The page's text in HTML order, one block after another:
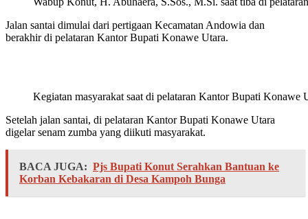
Jalan santai dimulai dari pertigaan Kecamatan Andowia dan
berakhir di pelataran Kantor Bupati Konawe Utara.
Kegiatan masyarakat saat di pelataran Kantor Bupati Konawe
Setelah jalan santai, di pelataran Kantor Bupati Konawe Utara
digelar senam zumba yang diikuti masyarakat.
BACA JUGA: Pjs Bupati Konut Serahkan Bantuan ke
Korban Kebakaran di Desa Kampoh Bunga